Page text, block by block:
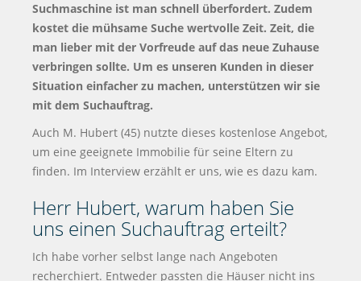
Suchmaschine ist man schnell überfordert. Zudem
kostet die mühsame Suche wertvolle Zeit. Zeit, die
man lieber mit der Vorfreude auf das neue Zuhause
verbringen sollte. Um es unseren Kunden in dieser
Situation einfacher zu machen, unterstützen wir sie
mit dem Suchauftrag.
Auch M. Hubert (45) nutzte dieses kostenlose Angebot,
um eine geeignete Immobilie für seine Eltern zu
finden. Im Interview erzählt er uns, wie es dazu kam.
Herr Hubert, warum haben Sie
uns einen Suchauftrag erteilt?
Ich habe vorher selbst lange nach Angeboten
recherchiert. Entweder passten die Häuser nicht ins